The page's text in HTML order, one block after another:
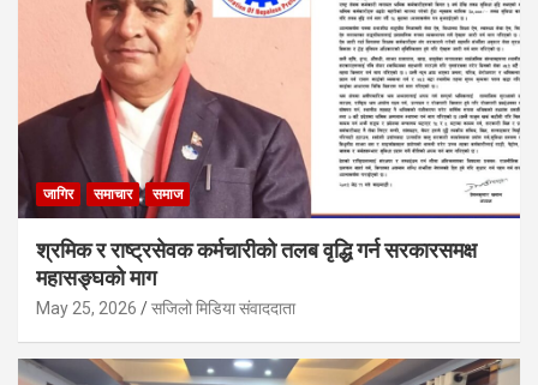
जागिर समाचार समाज
श्रमिक र राष्ट्रसेवक कर्मचारीको तलब वृद्धि गर्न सरकारसमक्ष
महासङ्घको माग
May 25, 2026 सजिलो मिडिया संवाददाता